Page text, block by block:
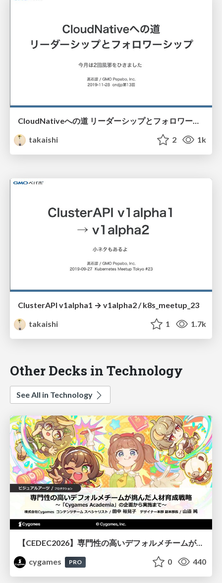
CloudNativeへの道 リーダーシップとフォロワーシップ / 201911-cndjp13
takaishi
2 1k
ClusterAPI v1alpha1 → v1alpha2 / k8s_meetup_23
takaishi
1 1.7k
Other Decks in Technology
See All in Technology
【CEDEC2026】専門性の高いデフォルメチームが挑んだ人材育成戦略 〜Cygames Academiaの企画から実施まで〜
cygames
PRO 0 440